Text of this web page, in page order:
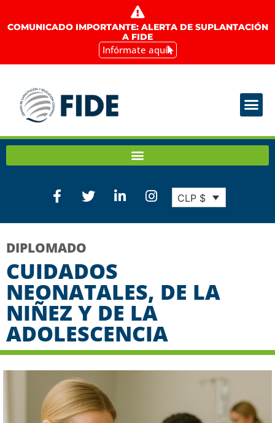
COMUNICADO IMPORTANTE: ALERTA DE SUPLANTACIÓN
A FIDE
Infórmate aquí
CLP $
DIPLOMADO
CUIDADOS
NEONATALES, DE LA
NIÑEZ Y DE LA
ADOLESCENCIA